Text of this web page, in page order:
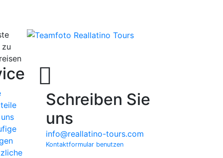
Schreiben Sie
uns
info@reallatino-tours.com
Kontaktformular benutzen